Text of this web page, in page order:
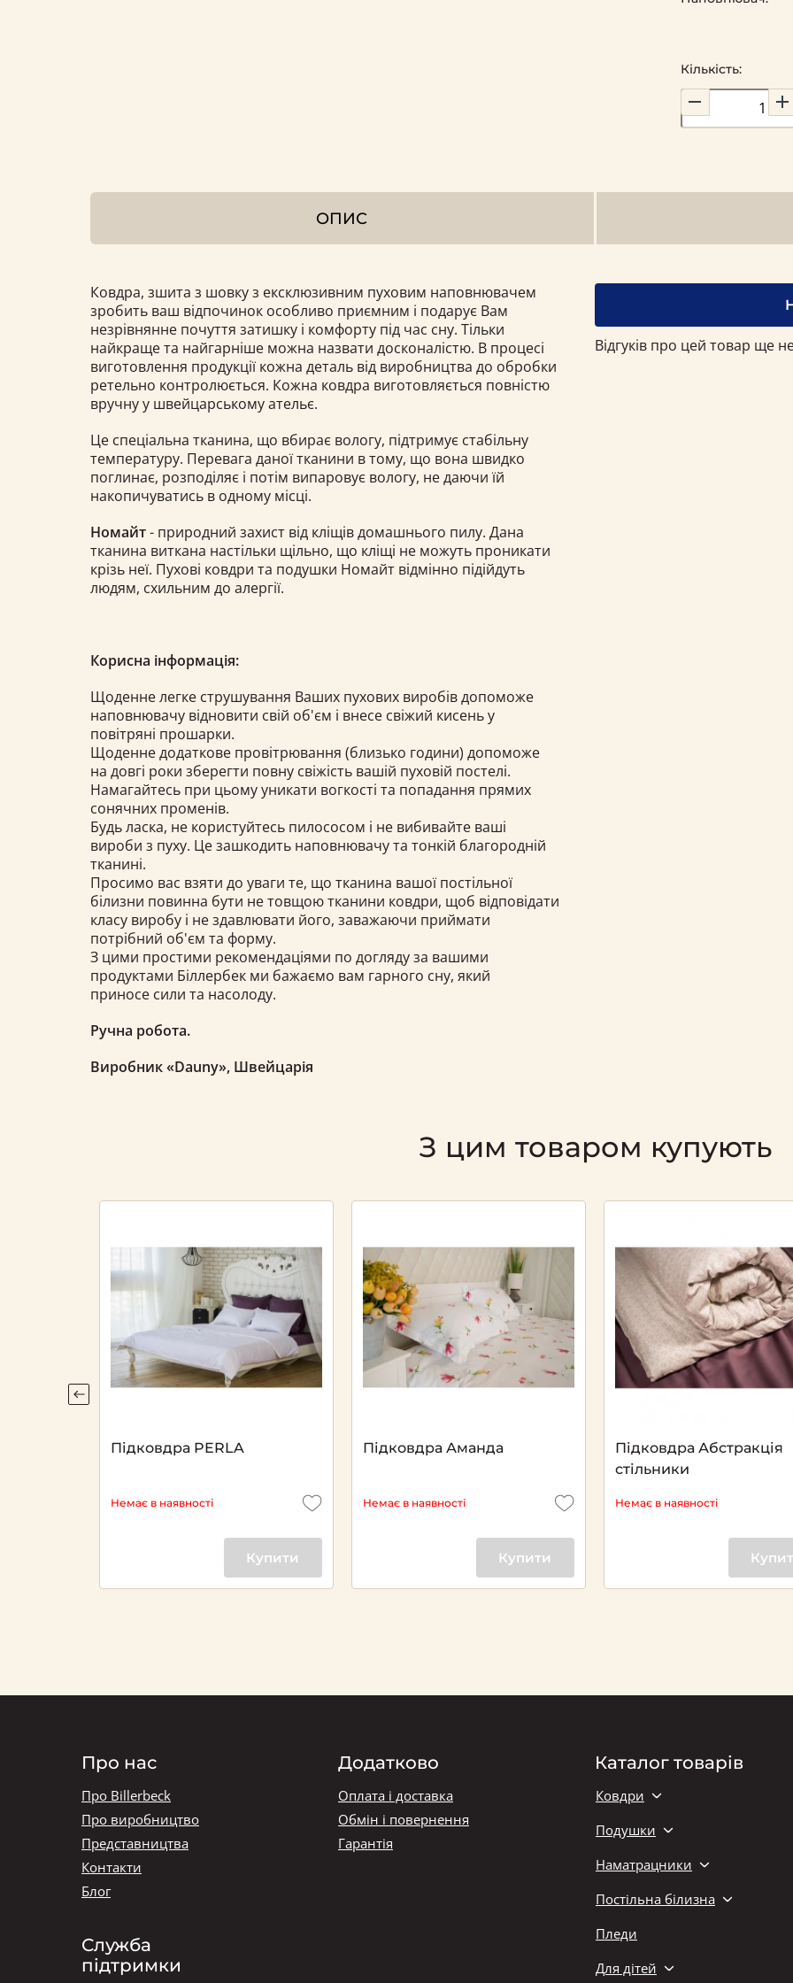
Кількість:
ОПИС
Ковдра, зшита з шовку з ексклюзивним пуховим наповнювачем
зробить ваш відпочинок особливо приємним і подарує Вам
незрівнянне почуття затишку і комфорту під час сну. Тільки
найкраще та найгарніше можна назвати досконалістю. В процесі
виготовлення продукції кожна деталь від виробництва до обробки
ретельно контролюється. Кожна ковдра виготовляється повністю
вручну у швейцарському ательє.
Це спеціальна тканина, що вбирає вологу, підтримує стабільну
температуру. Перевага даної тканини в тому, що вона швидко
поглинає, розподіляє і потім випаровує вологу, не даючи їй
накопичуватись в одному місці.
Номайт- природний захист від кліщів домашнього пилу. Дана
тканина виткана настільки щільно, що кліщі не можуть проникати
крізь неї. Пухові ковдри та подушки Номайт відмінно підійдуть
людям, схильним до алергії.
Корисна інформація:
Щоденне легке струшування Ваших пухових виробів допоможе
наповнювачу відновити свій об'єм і внесе свіжий кисень у
повітряні прошарки.
Щоденне додаткове провітрювання (близько години) допоможе
на довгі роки зберегти повну свіжість вашій пуховій постелі.
Намагайтесь при цьому уникати вогкості та попадання прямих
сонячних променів.
Будь ласка, не користуйтесь пилососом і не вибивайте ваші
вироби з пуху. Це зашкодить наповнювачу та тонкій благородній
тканині.
Просимо вас взяти до уваги те, що тканина вашої постільної
білизни повинна бути не товщою тканини ковдри, щоб відповідати
класу виробу і не здавлювати його, заважаючи приймати
потрібний об'єм та форму.
З цими простими рекомендаціями по догляду за вашими
продуктами Біллербек ми бажаємо вам гарного сну, який
приносе сили та насолоду.
Ручна робота.
Виробник «Dauny», Швейцарія
Відгуків про цей товар ще
З цим товаром купують
Підковдра PERLA
Немає в наявності
Купити
Підковдра Аманда
Немає в наявності
Купити
Підковдра Абстракція
стільники
Немає в наявності
Next
Каталог товарів
Ковдри
Подушки
Наматрацники
Постільна білизна
Пледи
Для дітей
Про нас
Про Billerbeck
Про виробництво
Представництва
Контакти
Блог
Служба
підтримки
Додатково
Оплата і доставка
Обмін і повернення
Гарантія